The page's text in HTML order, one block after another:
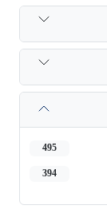
495
394